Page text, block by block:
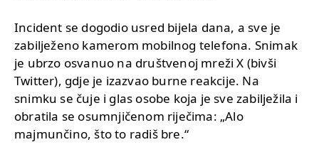
Incident se dogodio usred bijela dana, a sve je
zabilježeno kamerom mobilnog telefona. Snimak
je ubrzo osvanuo na društvenoj mreži X (bivši
Twitter), gdje je izazvao burne reakcije. Na
snimku se čuje i glas osobe koja je sve zabilježila i
obratila se osumnjičenom riječima: „Alo
majmunčino, što to radiš bre.“